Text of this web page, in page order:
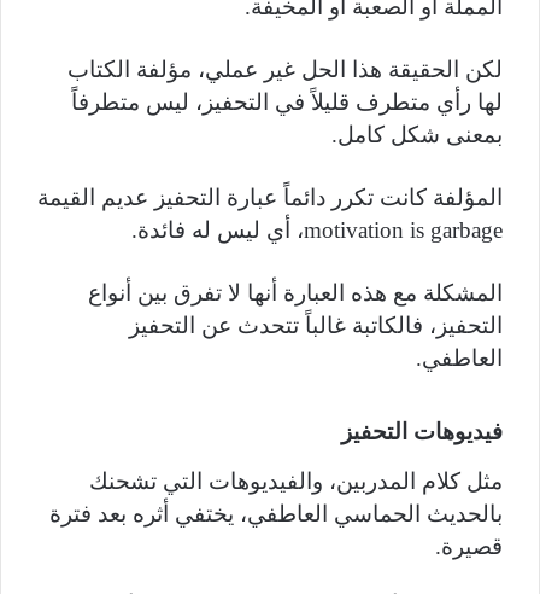
المملة أو الصعبة أو المخيفة.
لكن الحقيقة هذا الحل غير عملي، مؤلفة الكتاب
لها رأي متطرف قليلاً في التحفيز، ليس متطرفاً
بمعنى شكل كامل.
المؤلفة كانت تكرر دائماً عبارة التحفيز عديم القيمة
motivation is garbage، أي ليس له فائدة.
المشكلة مع هذه العبارة أنها لا تفرق بين أنواع
التحفيز، فالكاتبة غالباً تتحدث عن التحفيز
العاطفي.
فيديوهات التحفيز
مثل كلام المدربين، والفيديوهات التي تشحنك
بالحديث الحماسي العاطفي، يختفي أثره بعد فترة
قصيرة.